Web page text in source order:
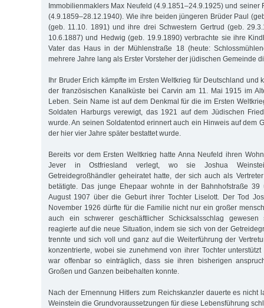
Immobilienmaklers Max Neufeld (4.9.1851–24.9.1925) und seiner
(4.9.1859–28.12.1940). Wie ihre beiden jüngeren Brüder Paul
(geb. 11.10. 1891) und ihre drei Schwestern Gertrud (geb.
10.6.1887) und Hedwig (geb. 19.9.1890) verbrachte sie ihre
Vater das Haus in der Mühlenstraße 18 (heute:
mehrere Jahre lang als Erster Vorsteher der jüdischen Gemeinde
Ihr Bruder Erich kämpfte im Ersten Weltkrieg für Deutschland und
der französischen Kanalküste bei Carvin am 11. Mai 1915 im
Leben. Sein Name ist auf dem Denkmal für die im Ersten
Soldaten Harburgs verewigt, das 1921 auf dem Jüdischen
wurde. An seinen Soldatentod erinnert auch ein Hinweis auf dem
der hier vier Jahre später bestattet wurde.
Bereits vor dem Ersten Weltkrieg hatte Anna Neufeld ihren
Jever in Ostfriesland verlegt, wo sie Joshua
Getreidegroßhändler geheiratet hatte, der sich auch als
betätigte. Das junge Ehepaar wohnte in der Bahnhofstraße
August 1907 über die Geburt ihrer Tochter Liselott. Der Tod
November 1926 dürfte für die Familie nicht nur ein großer
auch ein schwerer geschäftlicher Schicksalsschlag gewesen
reagierte auf die neue Situation, indem sie sich von der
trennte und sich voll und ganz auf die Weiterführung der
konzentrierte, wobei sie zunehmend von ihrer Tochter
war offenbar so einträglich, dass sie ihren bisherigen
Großen und Ganzen beibehalten konnte.
Nach der Ernennung Hitlers zum Reichskanzler dauerte es nicht
Weinstein die Grundvoraussetzungen für diese Lebensführung